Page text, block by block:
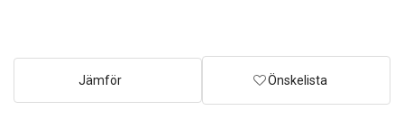
Jämför Önskelista